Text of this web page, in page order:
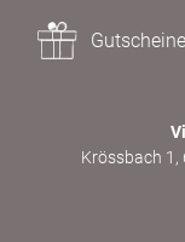
Gutscheine
Krössbach 1,